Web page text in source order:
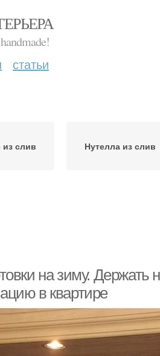
статьи
из слив Нутелла из слив
на зиму. Держать
в квартире